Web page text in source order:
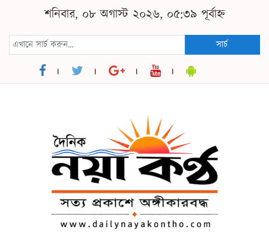
শনিবার, ০৮ অগাস্ট ২০২৬, ০৫:৩৯ পূর্বাহ্ন
সার্চ